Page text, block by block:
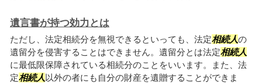
遺言書が持つ効力とは
ただし、法定相続分を無視できるといっても、法定相続人の
遺留分を侵害することはできません。遺留分とは法定相続人
に最低限保障されている相続分のことをいいます。また、法
定相続人 以外の者にも自分の財産を遺贈することができま